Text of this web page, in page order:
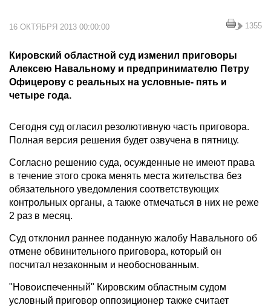
16 ОКТЯБРЯ 2013 00:00:00 1355
Кировский областной суд изменил приговоры
Алексею Навальному и предпринимателю Петру
Офицерову с реальных на условные- пять и
четыре года.
Сегодня суд огласил резолютивную часть приговора.
Полная версия решения будет озвучена в пятницу.
Согласно решению суда, осужденные не имеют права
в течение этого срока менять места жительства без
обязательного уведомления соответствующих
контрольных органы, а также отмечаться в них не реже
2 раз в месяц.
Суд отклонил раннее поданную жалобу Навального об
отмене обвинительного приговора, который он
посчитал незаконным и необоснованным.
"Новоиспеченный" Кировским областным судом
условный приговор оппозиционер также считает